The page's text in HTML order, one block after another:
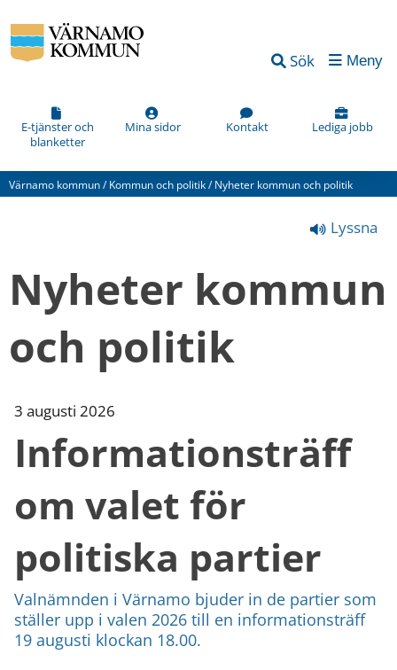
Sök Meny
E-tjänster och
blanketter
Mina sidor Kontakt Lediga jobb
Värnamo kommun/ Kommun och politik/ Nyheter kommun och politik
Lyssna
Nyheter kommun
och politik
3 augusti 2026
Informationsträff
om valet för
politiska partier
Valnämnden i Värnamo bjuder in de partier som
ställer upp i valen 2026 till en informationsträff
19 augusti klockan 18.00.
Vad
kan
förbättra
den
här
(obligatorisk)
göra
informationen
dig?
sidan
bifogas
meddelandet.